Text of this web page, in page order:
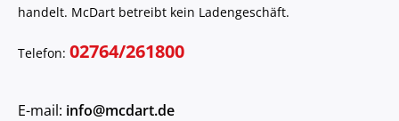
handelt. McDart betreibt kein Ladengeschäft.
Telefon: 02764/261800
E-mail: info@mcdart.de